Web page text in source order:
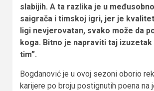
slabijih. A ta razlika je u
saigrača i timskoj igri, jer je
ligi nevjerovatan, svako može da
koga. Bitno je napraviti taj
tim”.
Bogdanović je u ovoj sezoni oborio
karijere po broju postignutih poena na